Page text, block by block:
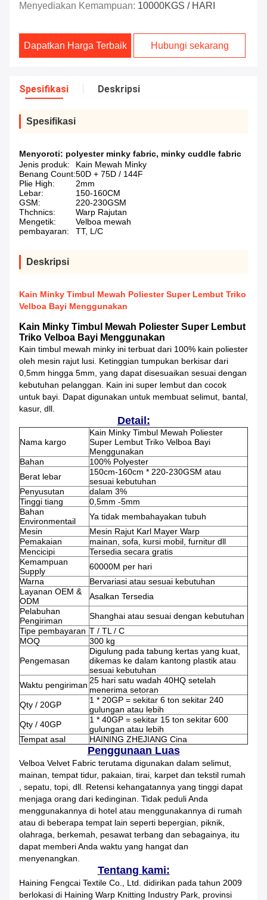
Menyediakan Kemampuan: 10000KGS / HARI
Dapatkan Harga Terbaik Hubungi sekarang
Spesifikasi Deskripsi
Spesifikasi
Menyoroti: polyester minky fabric, minky cuddle fabric
Jenis produk:
Kain Mewah Minky
Benang Count:50D + 75D / 144F
Plie High:
2mm
Lebar:
150-160CM
GSM:
220-230GSM
Thchnics:
Warp Rajutan
Mengetik:
Velboa mewah
pembayaran:
TT, L/C
Deskripsi
Kain Minky Timbul Mewah Poliester Super Lembut Triko
Velboa Bayi Menggunakan
Kain Minky Timbul Mewah Poliester Super Lembut
Triko Velboa Bayi Menggunakan
Kain timbul mewah minky ini terbuat dari 100% kain poliester
oleh mesin rajut lusi. Ketinggian tumpukan berkisar dari
0,5mm hingga 5mm, yang dapat disesuaikan sesuai dengan
kebutuhan pelanggan. Kain ini super lembut dan cocok
untuk bayi. Dapat digunakan untuk membuat selimut, bantal,
kasur, dll.
Detail:
Nama kargo
Kain Minky Timbul Mewah Poliester
Super Lembut Triko Velboa Bayi
Menggunakan
Bahan
100% Polyester
Berat lebar
150cm-160cm * 220-230GSM atau
sesuai kebutuhan
Penyusutan
dalam 3%
Tinggi tiang
0,5mm -5mm
Bahan
Environmentail
Ya tidak membahayakan tubuh
Mesin
Mesin Rajut Karl Mayer Warp
Pemakaian
mainan, sofa, kursi mobil, furnitur dll
Mencicipi
Tersedia secara gratis
Kemampuan
Supply
60000M per hari
Warna
Bervariasi atau sesuai kebutuhan
Layanan OEM &
ODM
Asalkan Tersedia
Pelabuhan
Pengiriman
Shanghai atau sesuai dengan kebutuhan
Tipe pembayaran T / TL / C
MOQ
300 kg
Pengemasan
Digulung pada tabung kertas yang kuat,
dikemas ke dalam kantong plastik atau
sesuai kebutuhan
Waktu pengiriman 25 hari satu wadah 40HQ setelah
menerima setoran
Qty / 20GP
1 * 20GP = sekitar 6 ton sekitar 240
gulungan atau lebih
Qty / 40GP
1 * 40GP = sekitar 15 ton sekitar 600
gulungan atau lebih
Tempat asal
HAINING ZHEJIANG Cina
Penggunaan Luas
Velboa Velvet Fabric terutama digunakan dalam selimut,
mainan, tempat tidur, pakaian, tirai, karpet dan tekstil rumah
, sepatu, topi, dll. Retensi kehangatannya yang tinggi dapat
menjaga orang dari kedinginan. Tidak peduli Anda
menggunakannya di hotel atau menggunakannya di rumah
atau di beberapa tempat lain seperti bepergian, piknik,
olahraga, berkemah, pesawat terbang dan sebagainya, itu
dapat memberi Anda waktu yang hangat dan
menyenangkan.
Tentang kami:
Haining Fengcai Textile Co., Ltd. didirikan pada tahun 2009
berlokasi di Haining Warp Knitting Industry Park, provinsi